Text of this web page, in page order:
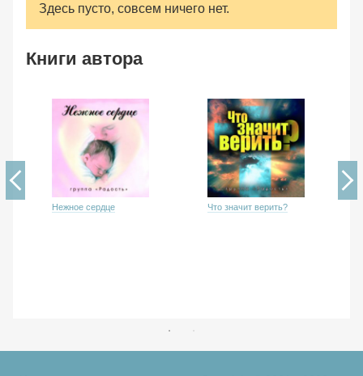
Здесь пусто, совсем ничего нет.
Книги автора
Нежное сердце Что значит верить?